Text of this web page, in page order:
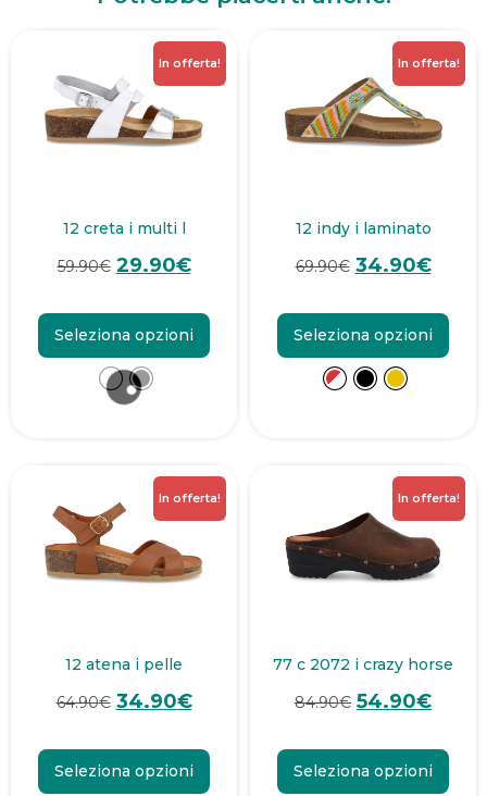
In offerta!
12 creta i multi l
59.90€ 29.90€
Seleziona opzioni
In offerta!
12 indy i laminato
69.90€ 34.90€
Seleziona opzioni
In offerta!
12 atena i pelle
64.90€ 34.90€
Seleziona opzioni
In offerta!
77 c 2072 i crazy horse
84.90€ 54.90€
Seleziona opzioni